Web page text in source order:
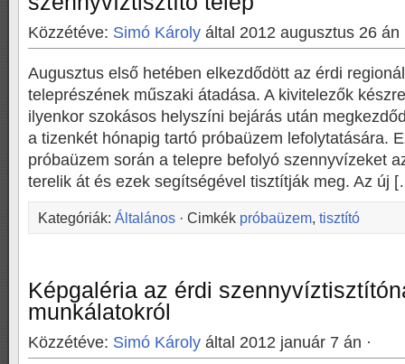
Közzétéve: Simó Károly által 2012 augusztus 26 án
Augusztus első hetében elkezdődött az érdi
teleprészének műszaki átadása. A kivitelezők
ilyenkor szokásos helyszíni bejárás után
a tizenkét hónapig tartó próbaüzem lefolytatására.
próbaüzem során a telepre befolyó szennyvízeket
terelik át és ezek segítségével tisztítják meg. Az új
Kategóriák: Általános · Cimkék próbaüzem, tisztító
Képgaléria az érdi
munkálatokról
Közzétéve: Simó Károly által 2012 január 7 án ·